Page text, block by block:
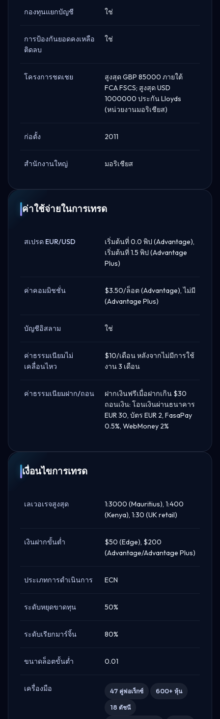
กองทุนแยกบัญชี ใช่
การป้องกันยอดคงเหลือ
ติดลบ
ใช่
โครงการชดเชย
สูงสุด GBP 85000 ภายใต้
FCA FSCS; สูงสุด USD
1000000 ประกัน Lloyds
(หน่วยงานมอริเชียส)
ก่อตั้ง 2011
สำนักงานใหญ่ มอริเชียส
ค่าใช้จ่ายในการเทรด
สเปรด EUR/USD
เริ่มต้นที่ 0.0 พิป (Advantage),
เริ่มต้นที่ 1.5 พิป (Advantage
Plus)
ค่าคอมมิชชั่น
$3.50/ล็อต (Advantage), ไม่มี
(Advantage Plus)
บัญชีอิสลาม ใช่
ค่าธรรมเนียมไม่
เคลื่อนไหว
$10/เดือน หลังจากไม่มีการใช้
งาน 3 เดือน
ค่าธรรมเนียมฝาก/ถอน
ฝากเงินฟรีเมื่อฝากเกิน $30
ถอนเงิน: โอนเงินผ่านธนาคาร
EUR 30, บัตร EUR 2, FasaPay
0.5%, WebMoney 2%
เงื่อนไขการเทรด
เลเวอเรจสูงสุด
1:3000 (Mauritius), 1:400
(Kenya), 1:30 (UK retail)
เงินฝากขั้นต่ำ
$50 (Edge), $200
(Advantage/Advantage Plus)
ประเภทการดำเนินการ ECN
ระดับหยุดขาดทุน 50%
ระดับเรียกมาร์จิ้น 80%
ขนาดล็อตขั้นต่ำ 0.01
เครื่องมือ 47 คู่ฟอเร็กซ์ 600+ หุ้น
18 ดัชนี